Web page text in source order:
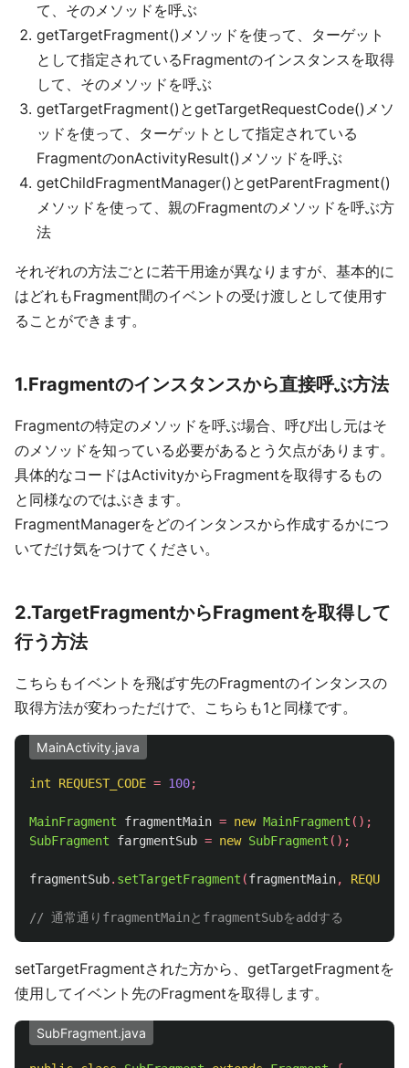
て、そのメソッドを呼ぶ
getTargetFragment()メソッドを使って、ターゲット
として指定されているFragmentのインスタンスを取得
して、そのメソッドを呼ぶ
getTargetFragment()とgetTargetRequestCode()メソ
ッドを使って、ターゲットとして指定されている
FragmentのonActivityResult()メソッドを呼ぶ
getChildFragmentManager()とgetParentFragment()
メソッドを使って、親のFragmentのメソッドを呼ぶ方
法
それぞれの方法ごとに若干用途が異なりますが、基本的に
はどれもFragment間のイベントの受け渡しとして使用す
ることができます。
1.Fragmentのインスタンスから直接呼ぶ方法
Fragmentの特定のメソッドを呼ぶ場合、呼び出し元はそ
のメソッドを知っている必要があるとう欠点があります。
具体的なコードはActivityからFragmentを取得するもの
と同様なのではぶきます。
FragmentManagerをどのインタンスから作成するかにつ
いてだけ気をつけてください。
2.TargetFragmentからFragmentを取得して
行う方法
こちらもイベントを飛ばす先のFragmentのインタンスの
取得方法が変わっただけで、こちらも1と同様です。
MainActivity.java
int REQUEST_CODE = 100;
MainFragment fragmentMain = new MainFragment ();
SubFragment
fargmentSub = new SubFragment ();
fragmentSub. setTargetFragment (fragmentMain,
// 通常通りfragmentMainとfragmentSubをaddする
setTargetFragmentされた方から、getTargetFragmentを
使用してイベント先のFragmentを取得します。
SubFragment.java